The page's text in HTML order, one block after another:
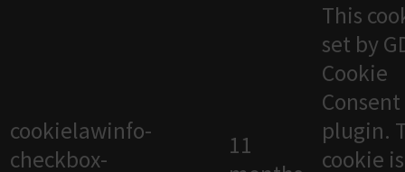
cookielawinfo-
checkbox-
11
This
set by
Cookie
Consent
plugin.
cookie